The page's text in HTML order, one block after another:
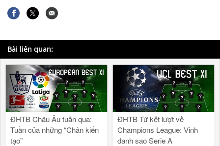
Bài liên quan:
ĐHTB Châu Âu tuần qua:
Tuần của những “Chân kiến
tạo”
ĐHTB Tứ kết lượt về
Champions League: Vinh
danh sao Serie A